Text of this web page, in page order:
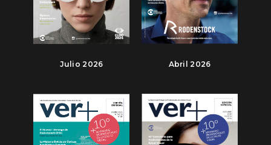
Julio 2026 Abril 2026